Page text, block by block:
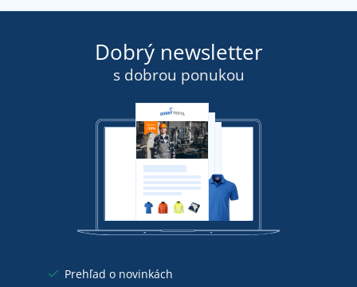
Dobrý newsletter
s dobrou ponukou
Prehľad o novinkách